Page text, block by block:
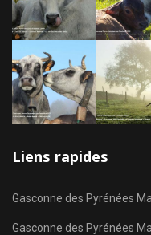
Liens rapides
Gasconne des Pyrénées
Gasconne des Pyrénées